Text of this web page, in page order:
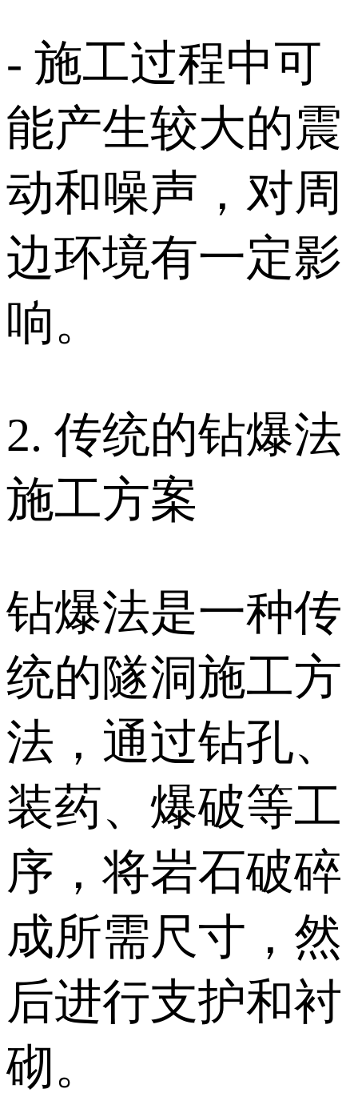
- 施工过程中可
能产生较大的震
动和噪声，对周
边环境有一定影
响。
2. 传统的钻爆法
施工方案
钻爆法是一种传
统的隧洞施工方
法，通过钻孔、
装药、爆破等工
序，将岩石破碎
成所需尺寸，然
后进行支护和衬
砌。